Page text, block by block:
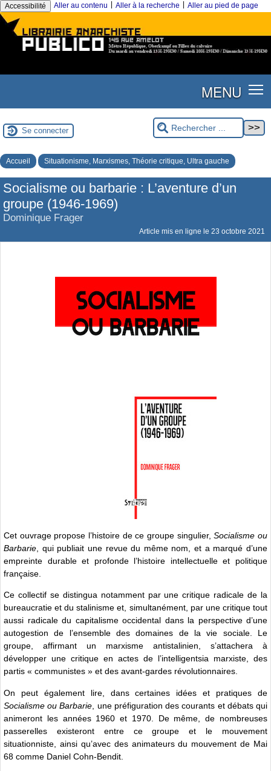
Accessibilité Aller au contenu Aller à la recherche Aller au pied de page
MENU
Se connecter
Accueil Situationisme, Marxismes, Théorie critique, Ultra gauche
Socialisme ou barbarie : L’aventure d’un
groupe (1946-1969)
Dominique Frager
Article mis en ligne le 23 octobre 2021
Cet ouvrage propose l’histoire de ce groupe singulier,Socialisme ou
Barbarie , qui publiait une revue du même nom, et a marqué d’une
empreinte durable et profonde l’histoire intellectuelle et politique
française.
Ce collectif se distingua notamment par une critique radicale de la
bureaucratie et du stalinisme et, simultanément, par une critique tout
aussi radicale du capitalisme occidental dans la perspective d’une
autogestion de l’ensemble des domaines de la vie sociale. Le
groupe, affirmant un marxisme antistalinien, s’attachera à
développer une critique en actes de l’intelligentsia marxiste, des
partis « communistes » et des avant-gardes révolutionnaires.
On peut également lire, dans certaines idées et pratiques de
Socialisme ou Barbarie , une préfiguration des courants et débats qui
animeront les années 1960 et 1970. De même, de nombreuses
passerelles existeront entre ce groupe et le mouvement
situationniste, ainsi qu’avec des animateurs du mouvement de Mai
68 comme Daniel Cohn-Bendit.